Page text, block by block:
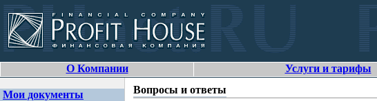
О Компании
Услуги и тарифы
Мои документы
Вопросы и ответы